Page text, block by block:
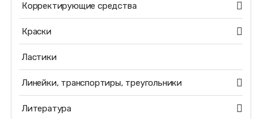
Корректирующие средства
Краски
Ластики
Линейки, транспортиры, треугольники
Литература